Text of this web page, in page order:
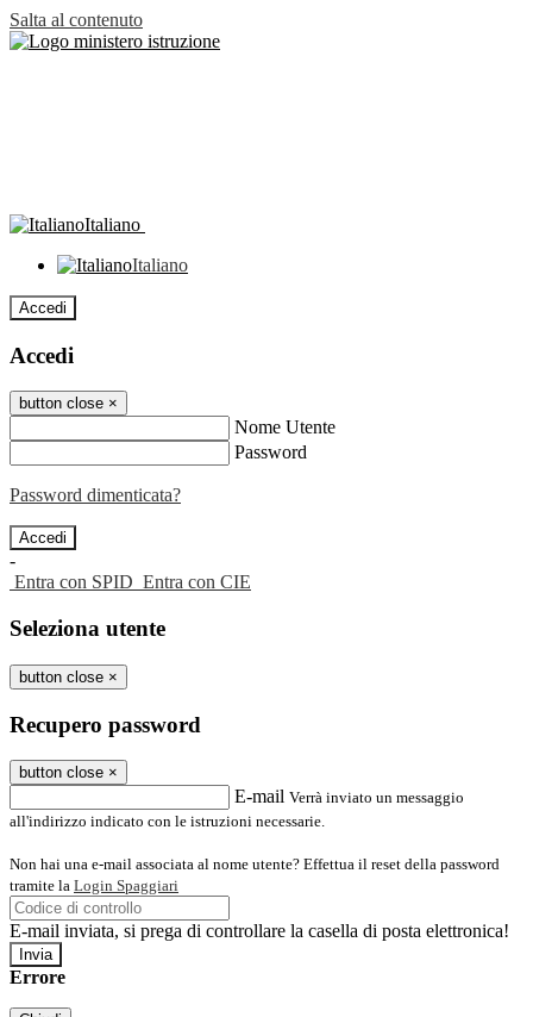
Salta al contenuto
Italiano
Italiano
Accedi
Accedi
button close ×
Nome Utente
Password
Password dimenticata?
-
Entra con SPID Entra con CIE
Seleziona utente
button close ×
Recupero password
button close ×
E-mail Verrà inviato un messaggio
all'indirizzo indicato con le istruzioni necessarie.
Non hai una e-mail associata al nome utente? Effettua il reset della password
tramite la Login Spaggiari
E-mail inviata, si prega di controllare la casella di posta elettronica!
Errore